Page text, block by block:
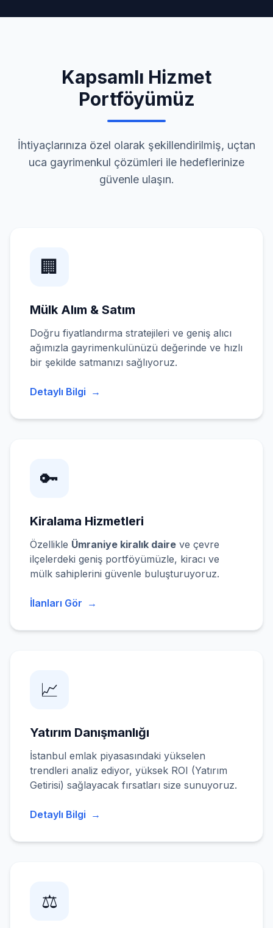
Kapsamlı Hizmet
Portföyümüz
İhtiyaçlarınıza özel olarak şekillendirilmiş, uçtan
uca gayrimenkul çözümleri ile hedeflerinize
güvenle ulaşın.
🏢
Mülk Alım & Satım
Doğru fiyatlandırma stratejileri ve geniş alıcı
ağımızla gayrimenkulünüzü değerinde ve hızlı
bir şekilde satmanızı sağlıyoruz.
Detaylı Bilgi →
🔑
Kiralama Hizmetleri
Özellikle Ümraniye kiralık daire ve çevre
ilçelerdeki geniş portföyümüzle, kiracı ve
mülk sahiplerini güvenle buluşturuyoruz.
İlanları Gör →
📈
Yatırım Danışmanlığı
İstanbul emlak piyasasındaki yükselen
trendleri analiz ediyor, yüksek ROI (Yatırım
Getirisi) sağlayacak fırsatları size sunuyoruz.
Detaylı Bilgi →
⚖️